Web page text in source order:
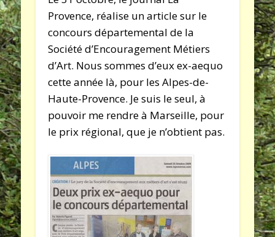
Provence, réalise un article sur le
concours départemental de la
Société d’Encouragement Métiers
d’Art. Nous sommes d’eux ex-aequo
cette année là, pour les Alpes-de-
Haute-Provence. Je suis le seul, à
pouvoir me rendre à Marseille, pour
le prix régional, que je n’obtient pas.